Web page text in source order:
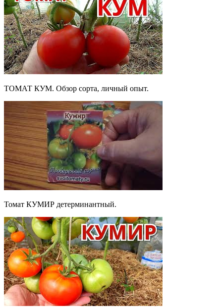
ТОМАТ КУМ. Обзор сорта, личный опыт.
Томат КУМИР детерминантный.